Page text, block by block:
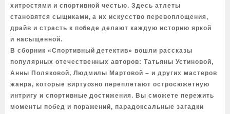
хитростями и спортивной честью. Здесь атлеты
становятся сыщиками, а их искусство перевоплощения,
драйв и страсть к победе делают каждую историю яркой
и насыщенной.
В сборник «Спортивный детектив» вошли рассказы
популярных отечественных авторов: Татьяны Устиновой,
Анны Поляковой, Людмилы Мартовой – и других мастеров
жанра, которые виртуозно переплетают остросюжетную
интригу и спортивные достижения. Вы сможете пережить
моменты побед и поражений, парадоксальные загадки